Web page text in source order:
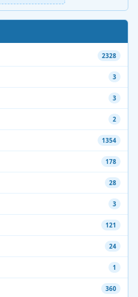
2328
3
3
2
1354
178
28
3
121
24
1
360